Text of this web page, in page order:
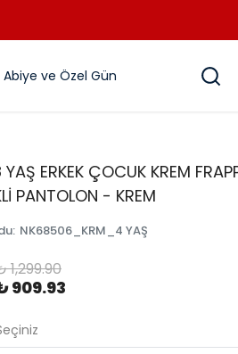
Abiye ve Özel Gün
ERKEK ÇOCUK KREM
PANTOLON - KREM
: NK68506_KRM_4 YAŞ
1,299.90
909.93